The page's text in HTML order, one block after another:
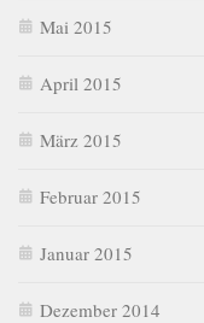
Mai 2015
April 2015
März 2015
Februar 2015
Januar 2015
Dezember 2014